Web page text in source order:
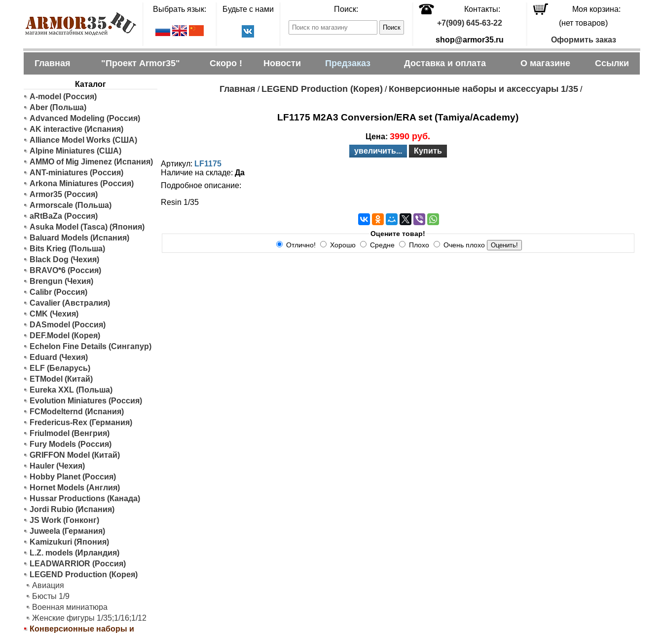
Выбрать язык: Будьте с нами Поиск: Контакты:
Моя корзина:
+7(909) 645-63-22
shop@armor35.ru
(нет товаров)
Оформить заказ
Главная "Проект Armor35" Скоро ! Новости Предзаказ Доставка и оплата О магазине Ссылки
Каталог
A-model (Россия)
Aber (Польша)
Advanced Modeling (Россия)
AK interactive (Испания)
Alliance Model Works (США)
Alpine Miniatures (США)
AMMO of Mig Jimenez (Испания)
ANT-miniatures (Россия)
Arkona Miniatures (Россия)
Armor35 (Россия)
Armorscale (Польша)
aRtBaZa (Россия)
Asuka Model (Tasca) (Япония)
Baluard Models (Испания)
Bits Krieg (Польша)
Black Dog (Чехия)
BRAVO*6 (Россия)
Brengun (Чехия)
Calibr (Россия)
Cavalier (Австралия)
CMK (Чехия)
DASmodel (Россия)
DEF.Model (Корея)
Echelon Fine Details (Сингапур)
Eduard (Чехия)
ELF (Беларусь)
ETModel (Китай)
Eureka XXL (Польша)
Evolution Miniatures (Россия)
FCModelternd (Испания)
Fredericus-Rex (Германия)
Friulmodel (Венгрия)
Fury Models (Россия)
GRIFFON Model (Китай)
Hauler (Чехия)
Hobby Planet (Россия)
Hornet Models (Англия)
Hussar Productions (Канада)
Jordi Rubio (Испания)
JS Work (Гонконг)
Juweela (Германия)
Kamizukuri (Япония)
L.Z. models (Ирландия)
LEADWARRIOR (Россия)
LEGEND Production (Корея)
Авиация
Бюсты 1/9
Военная миниатюра
Женские фигуры 1/35;1/16;1/12
Конверсионные наборы и
Главная / LEGEND Production (Корея) / Конверсионные наборы и аксессуары 1/35 /
LF1175 M2A3 Conversion/ERA set (Tamiya/Academy)
Цена: 3990 руб.
увеличить...
Купить
Артикул: LF1175
Наличие на складе: Да
Подробное описание:
Resin 1/35
Оцените товар!
Отлично!
Хорошо Средне Плохо Очень плохо